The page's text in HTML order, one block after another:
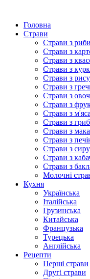
Головна
Страви
Страви з риби
Страви з
Страви з
Страви з
Страви з рису
Страви з
Страви з
Страви з
Страви з м'яса
Страви з
Страви з
Страви з
Страви з сиру
Страви з
Страви з
Молочні
Кухня
Українська
Італійська
Грузинська
Китайська
Французька
Турецька
Англійська
Рецепти
Перші страви
Другі страви